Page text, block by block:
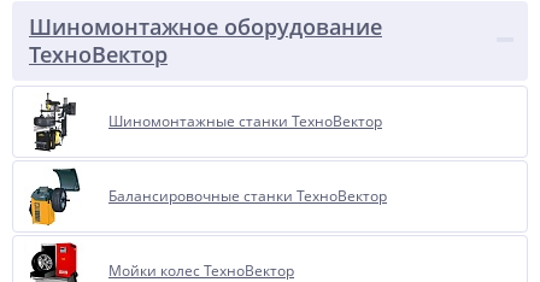
Шиномонтажное оборудование
ТехноВектор
Шиномонтажные станки ТехноВектор
Балансировочные станки ТехноВектор
Мойки колес ТехноВектор